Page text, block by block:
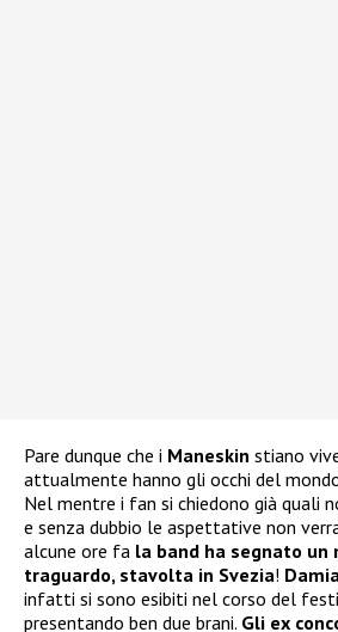
Pare dunque che i Maneskin stiano
attualmente hanno gli occhi del
Nel mentre i fan si chiedono già quali
e senza dubbio le aspettative non
alcune ore fa la band ha segnato
traguardo, stavolta in Svezia!
infatti si sono esibiti nel corso del
presentando ben due brani. Gli ex